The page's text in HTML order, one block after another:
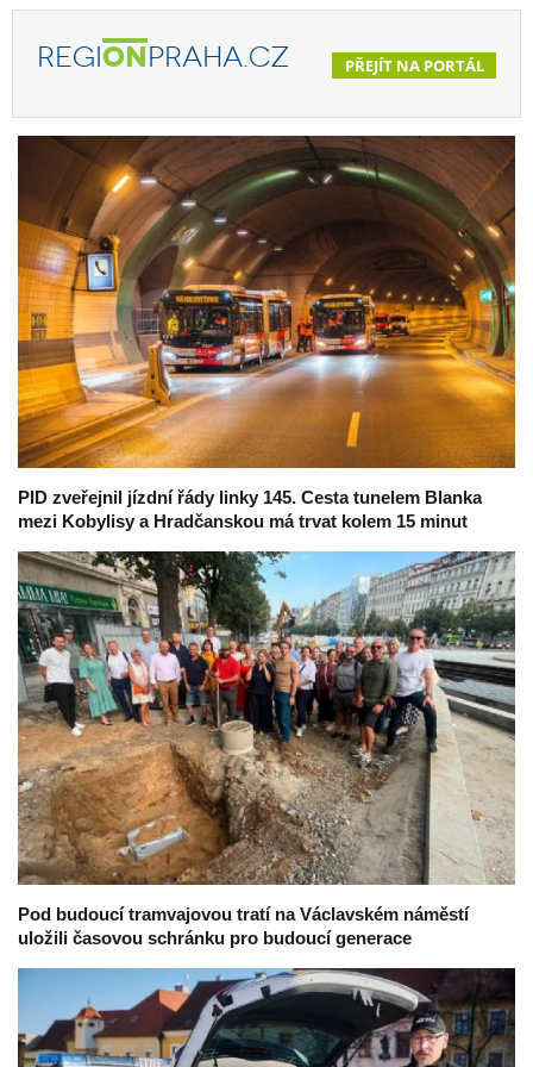
REGIONPRAHA.CZ PŘEJÍT NA PORTÁL
PID zveřejnil jízdní řády linky 145. Cesta tunelem Blanka
mezi Kobylisy a Hradčanskou má trvat kolem 15 minut
Pod budoucí tramvajovou tratí na Václavském náměstí
uložili časovou schránku pro budoucí generace